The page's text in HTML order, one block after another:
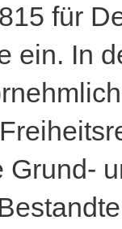
für
ein. In
Grund-